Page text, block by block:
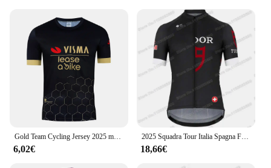
seeking performance and style
Performance and Property: Moisture-wicking fabric
to keep you dry during intense rides
Parts and Accessories: Includes a full set of cycling
jersey and matching shorts
Applicable People: Suitable for both men and
women cyclists
Features:
**Unmatched Comfort and Performance**
Gold Team Cycling Jersey 2025 moda uomo Quick Dry Running Tshirt Bike Maillot Sports t-shirt abbigliamento
6,02€
2025 Squadra Tour Italia Spagna Francia Maglia da Ciclismo,Abbigliamento da ciclismo estivo Tudorful ,Julian Alaphilippe Completo da uomo per camicie da bici da strada,Salopette da bicicletta
18,66€